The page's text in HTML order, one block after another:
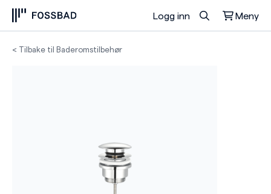
Logg inn Meny
Du har ingen produkter i handlekurven.
< Tilbake til Baderomstilbehør